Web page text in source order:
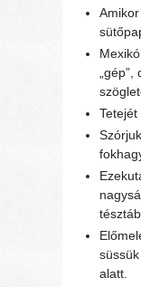
Tetejét
alatt.